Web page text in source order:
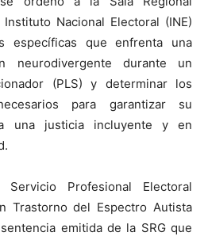
Instituto Nacional Electoral (INE)
específicas que enfrenta una
neurodivergente durante un
(PLS) y determinar los
para garantizar su
una justicia incluyente y en
Profesional Electoral
Trastorno del Espectro Autista
emitida de la SRG que